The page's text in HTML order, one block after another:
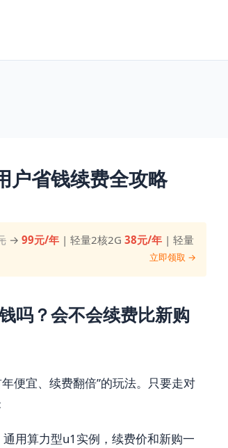
户省钱续费全攻略
→ 99元/年| 轻量2核2G 38元/年| 轻量
立即领取 →
吗？会不会续费比新购
便宜、续费翻倍”的玩法。只要走对
用算力型u1实例，续费价和新购一